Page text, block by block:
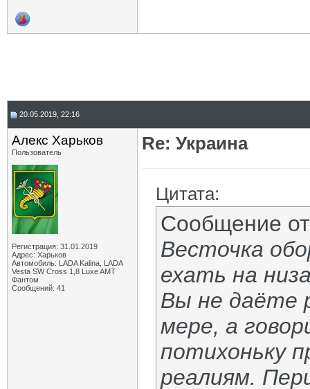
20.05.2019, 22:16
Алекс Харьков
Пользователь
Регистрация: 31.01.2019
Адрес: Харьков
Автомобиль: LADA Kalina, LADA
Vesta SW Cross 1,8 Luxe AMT
Фантом
Сообщений: 41
Re: Украина
Цитата:
Сообщение
Весточка
ехать на
Вы не даёте
мере, а
потихоньку
реалиям.